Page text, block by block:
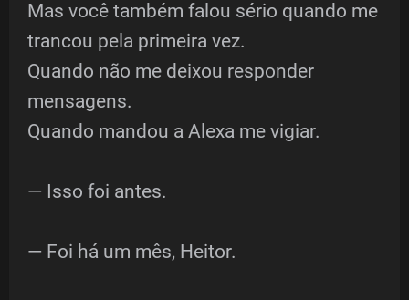
Mas você também falou sério quando me
trancou pela primeira vez.
Quando não me deixou responder
mensagens.
Quando mandou a Alexa me vigiar.
— Isso foi antes.
— Foi há um mês, Heitor.